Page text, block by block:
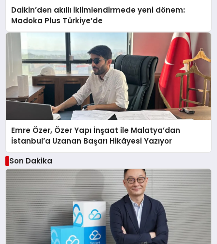
Daikin’den akıllı iklimlendirmede yeni dönem:
Madoka Plus Türkiye’de
Emre Özer, Özer Yapı İnşaat ile Malatya’dan
İstanbul’a Uzanan Başarı Hikâyesi Yazıyor
Son Dakika